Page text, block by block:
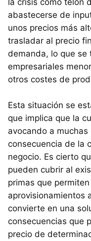
abastecerse de
unos precios más
trasladar al precio
demanda, lo que se
empresariales
otros costes de
Esta situación se
que implica que la
avocando a
consecuencia de la
negocio. Es cierto
pueden cubrir al
primas que
aprovisionamientos
convierte en una
consecuencias que
precio de